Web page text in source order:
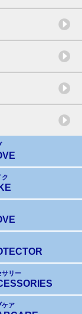
ク
サリー
ケア